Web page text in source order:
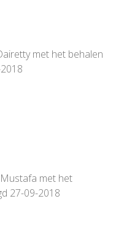
met het behalen
met het
27-09-2018